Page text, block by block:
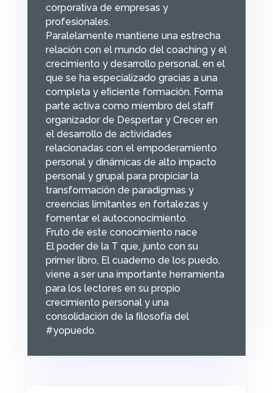
corporativa de empresas y
profesionales.
Paralelamente mantiene una estrecha
relación con el mundo del coaching y el
crecimiento y desarrollo personal, en el
que se ha especializado gracias a una
completa y eﬁciente formación. Forma
parte activa como miembro del staﬀ
organizador de Despertar y Crecer en
el desarrollo de actividades
relacionadas con el empoderamiento
personal y dinámicas de alto impacto
personal y grupal para propiciar la
transformación de paradigmas y
creencias limitantes en fortalezas y
fomentar el autoconocimiento.
Fruto de este conocimiento nace
El poder de la T que, junto con su
primer libro, El cuaderno de los puedo,
viene a ser una importante herramienta
para los lectores en su propio
crecimiento personal y una
consolidación de la ﬁlosofía del
#yopuedo.